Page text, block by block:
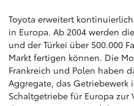
Toyota erweitert
in Europa. Ab 2004 werden
und der Türkei über 500.000
Markt fertigen können. Die
Frankreich und Polen haben
Aggregate, das Getriebewerk
Schaltgetriebe für Europa